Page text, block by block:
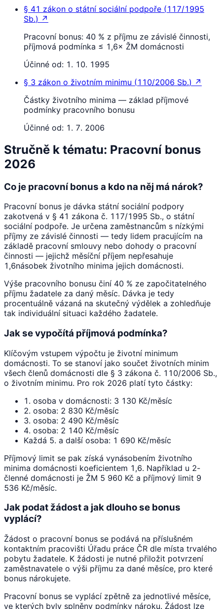
§ 41 zákon o státní sociální podpoře (117/1995
Sb.) ↗
Pracovní bonus: 40 % z příjmu ze závislé činnosti,
příjmová podmínka ≤ 1,6× ŽM domácnosti
Účinné od: 1. 10. 1995
§ 3 zákon o životním minimu (110/2006 Sb.) ↗
Částky životního minima — základ příjmové
podmínky pracovního bonusu
Účinné od: 1. 7. 2006
Stručně k tématu: Pracovní bonus
2026
Co je pracovní bonus a kdo na něj má nárok?
Pracovní bonus je dávka státní sociální podpory
zakotvená v § 41 zákona č. 117/1995 Sb., o státní
sociální podpoře. Je určena zaměstnancům s nízkými
příjmy ze závislé činnosti — tedy lidem pracujícím na
základě pracovní smlouvy nebo dohody o pracovní
činnosti — jejichž měsíční příjem nepřesahuje
1,6násobek životního minima jejich domácnosti.
Výše pracovního bonusu činí 40 % ze započitatelného
příjmu žadatele za daný měsíc. Dávka je tedy
procentuálně vázaná na skutečný výdělek a zohledňuje
tak individuální situaci každého žadatele.
Jak se vypočítá příjmová podmínka?
Klíčovým vstupem výpočtu je životní minimum
domácnosti. To se stanoví jako součet životních minim
všech členů domácnosti dle § 3 zákona č. 110/2006 Sb.,
o životním minimu. Pro rok 2026 platí tyto částky:
1. osoba v domácnosti: 3 130 Kč/měsíc
2. osoba: 2 830 Kč/měsíc
3. osoba: 2 490 Kč/měsíc
4. osoba: 2 140 Kč/měsíc
Každá 5. a další osoba: 1 690 Kč/měsíc
Příjmový limit se pak získá vynásobením životního
minima domácnosti koeficientem 1,6. Například u 2-
členné domácnosti je ŽM 5 960 Kč a příjmový limit 9
536 Kč/měsíc.
Jak podat žádost a jak dlouho se bonus
vyplácí?
Žádost o pracovní bonus se podává na příslušném
kontaktním pracovišti Úřadu práce ČR dle místa trvalého
pobytu žadatele. K žádosti je nutné přiložit potvrzení
zaměstnavatele o výši příjmu za dané měsíce, pro které
bonus nárokujete.
Pracovní bonus se vyplácí zpětně za jednotlivé měsíce,
ve kterých byly splněny podmínky nároku. Žádost lze